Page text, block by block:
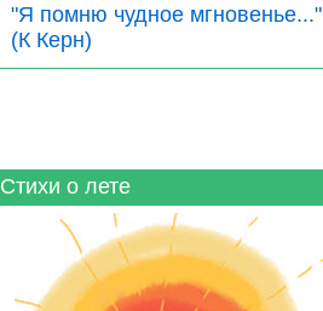
"Я помню чудное мгновенье..."
(К Керн)
Стихи о лете